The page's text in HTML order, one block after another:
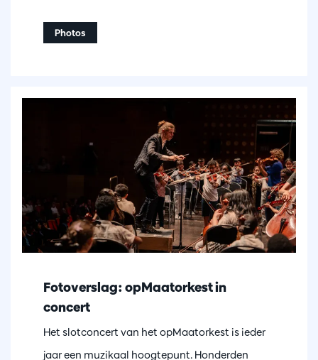
Photos
Fotoverslag: opMaatorkest in
concert
Het slotconcert van het opMaatorkest is ieder
jaar een muzikaal hoogtepunt. Honderden